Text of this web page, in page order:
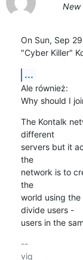
New
On Sun, Sep
"Cyber Killer"
...
Ale również:
Why should I
The Kontalk
different
servers but it
the
network is to
the
world using
divide users -
users in the
--
viq